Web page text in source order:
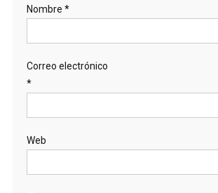
Nombre *
Correo electrónico
*
Web